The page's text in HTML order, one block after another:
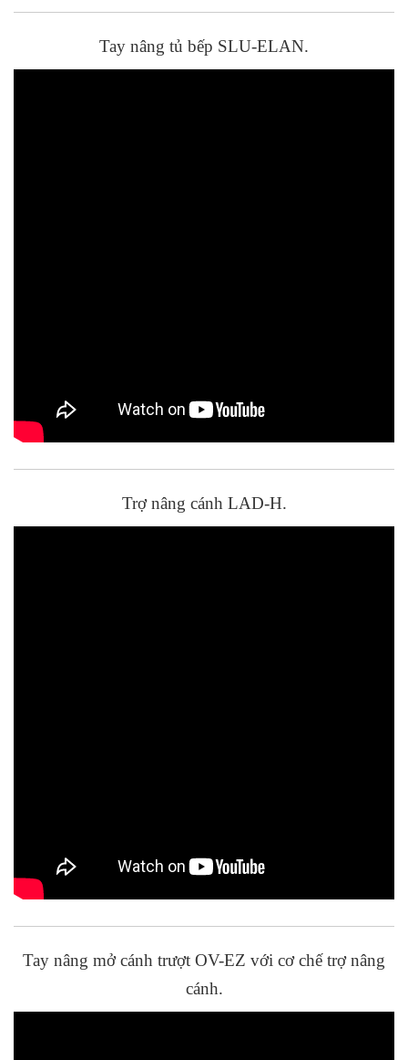
Tay nâng tủ bếp SLU-ELAN.
Trợ nâng cánh LAD-H.
Tay nâng mở cánh trượt OV-EZ với cơ chế trợ nâng
cánh.